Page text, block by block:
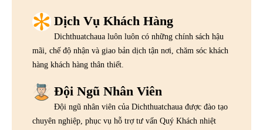
Dịch Vụ Khách Hàng
Dichthuatchaua luôn luôn có những chính sách hậu
mãi, chế độ nhận và giao bản dịch tận nơi, chăm sóc khách
hàng khách hàng thân thiết.
Đội Ngũ Nhân Viên
Đội ngũ nhân viên của Dichthuatchaua được đào tạo
chuyên nghiệp, phục vụ hỗ trợ tư vấn Quý Khách nhiệt